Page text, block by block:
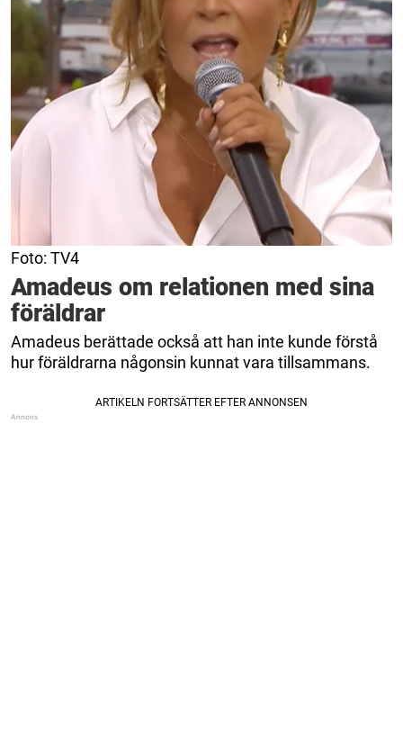
Foto: TV4
Amadeus om relationen med sina
föräldrar
Amadeus berättade också att han inte kunde förstå
hur föräldrarna någonsin kunnat vara tillsammans.